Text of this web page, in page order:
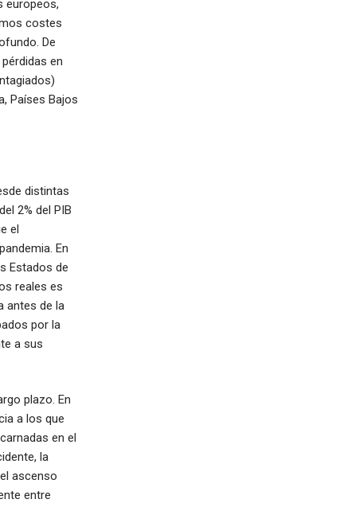
europeos,
costes
De
en
Países Bajos
distintas
2% del PIB
el
En
Estados de
reales es
antes de la
por la
a sus
plazo. En
a los que
en el
la
ascenso
entre